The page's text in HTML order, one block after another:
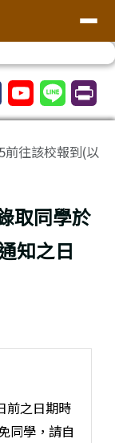
往該校報到(以
取同學於
知之日
前之日期時
同學，請自